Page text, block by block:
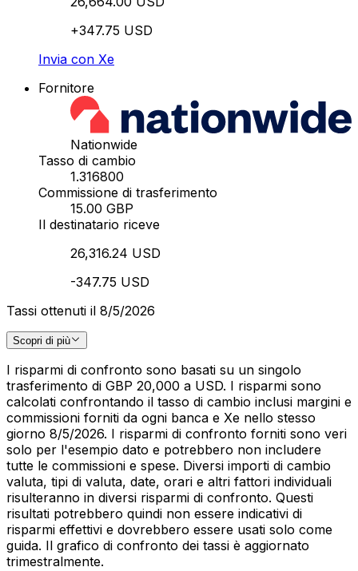
+347.75 USD
Invia con Xe
Fornitore
Nationwide
Tasso di cambio
1.316800
Commissione di trasferimento
15.00 GBP
Il destinatario riceve
26,316.24 USD
-347.75 USD
Tassi ottenuti il 8/5/2026
Scopri di più
I risparmi di confronto sono basati su un singolo
trasferimento di GBP 20,000 a USD. I risparmi sono
calcolati confrontando il tasso di cambio inclusi margini e
commissioni forniti da ogni banca e Xe nello stesso
giorno 8/5/2026. I risparmi di confronto forniti sono veri
solo per l'esempio dato e potrebbero non includere
tutte le commissioni e spese. Diversi importi di cambio
valuta, tipi di valuta, date, orari e altri fattori individuali
risulteranno in diversi risparmi di confronto. Questi
risultati potrebbero quindi non essere indicativi di
risparmi effettivi e dovrebbero essere usati solo come
guida. Il grafico di confronto dei tassi è aggiornato
trimestralmente.